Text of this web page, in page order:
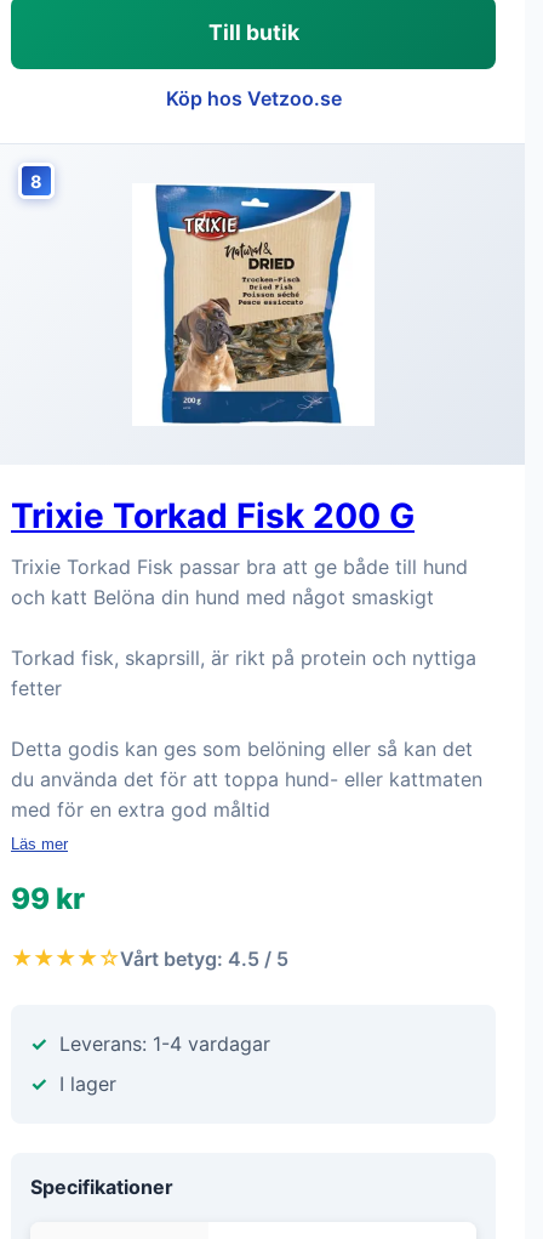
Till butik
Köp hos Vetzoo.se
8
Trixie Torkad Fisk 200 G
Trixie Torkad Fisk passar bra att ge både till hund
och katt Belöna din hund med något smaskigt
Torkad fisk, skaprsill, är rikt på protein och nyttiga
fetter
Detta godis kan ges som belöning eller så kan det
du använda det för att toppa hund- eller kattmaten
med för en extra god måltid
Läs mer
99 kr
★★★★☆Vårt betyg: 4.5 / 5
Leverans: 1-4 vardagar
I lager
Specifikationer